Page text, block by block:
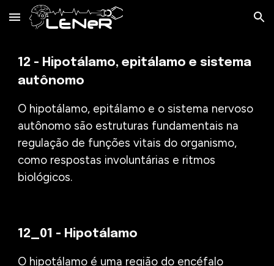
Skip to main content Skip to navigation
12 - Hipotálamo, epitálamo e sistema
autônomo
O hipotálamo, epitálamo e o sistema nervoso
autônomo são estruturas fundamentais na
regulação de funções vitais do organismo,
como respostas involuntárias e ritmos
biológicos.
12_01 - Hipotálamo
O hipotálamo é uma região do encéfalo